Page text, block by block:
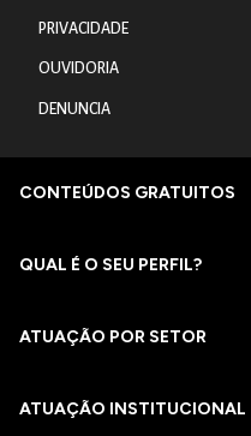
PRIVACIDADE
OUVIDORIA
DENUNCIA
CONTEÚDOS GRATUITOS
QUAL É O SEU PERFIL?
ATUAÇÃO POR SETOR
ATUAÇÃO INSTITUCIONAL